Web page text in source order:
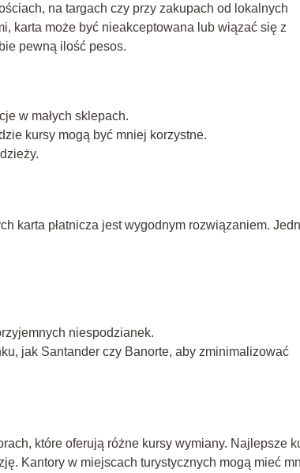
na targach czy przy zakupach od lokalnych
karta może być nieakceptowana lub wiązać się z
pewną ilość pesos.
w małych sklepach.
kursy mogą być mniej korzystne.
karta płatnicza jest wygodnym rozwiązaniem.
niespodzianek.
jak Santander czy Banorte, aby zminimalizować
które oferują różne kursy wymiany. Najlepsze
Kantory w miejscach turystycznych mogą mieć